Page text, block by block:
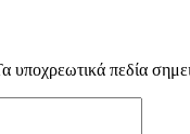
υποχρεωτικά πεδία